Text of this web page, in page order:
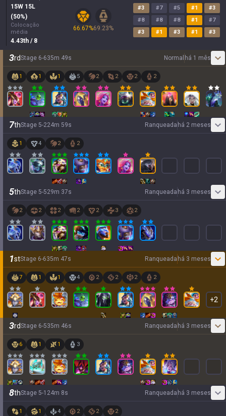
15W 15L
(50%)
Colocação
média
4.43th / 8
66.67%69.23%
#3 #7 #5 #1 #3
#8 #8 #8 #1 #7
#3 #1 #3 #1 #3
3rdStage 6-635m 49s Normal há 1 mês
1 1 1 5 2 2 2 2
7thStage 5-224m 59s Ranqueada há 2 meses
1 4 2 2
5thStage 5-529m 37s Ranqueada há 3 meses
2 2 2 2 2 3 2
1stStage 6-635m 47s Ranqueada há 3 meses
7 1 1 4 2 2 2 2
+2
3rdStage 6-535m 46s Ranqueada há 3 meses
6 1 1 3
8thStage 5-1 24m 8s Ranqueada há 3 meses
1 1 4 2 2 2